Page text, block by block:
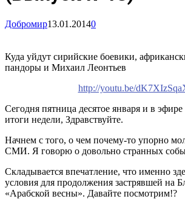
Добромир13.01.20140
Куда уйдут сирийские боевики,
пандоры и Михаил Леонтьев
http://youtu.be/
Сегодня пятница десятое января и в
итоги недели, Здравствуйте.
Начнем с того, о чем почему-то упорно
СМИ. Я говорю о довольно странных
Складывается впечатление, что именно
условия для продолжения застрявшей на
«Арабской весны». Давайте посмотрим!?